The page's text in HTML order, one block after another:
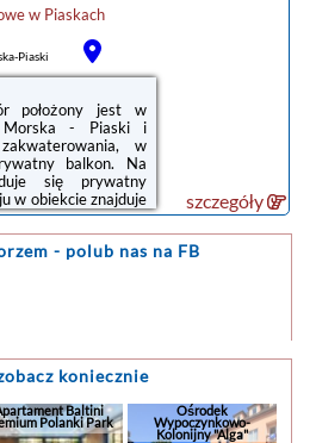
w Piaskach
Piaski
położony jest w
Morska - Piaski i
w
balkon. Na
się prywatny
w obiekcie znajduje
ekranem oraz
i ręczniki są
łazience
km od ...
szczegóły
- polub nas na FB
koniecznie
Baltini
Polanki Park
Ośrodek
Wypoczynkowo-
Kolonijny "Alga"